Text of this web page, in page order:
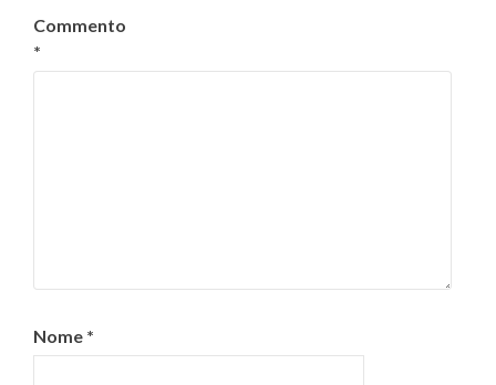
Commento
*
Nome *